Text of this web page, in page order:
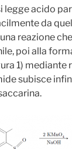
legge acido
da
reazione
poi alla
1) mediante
subisce